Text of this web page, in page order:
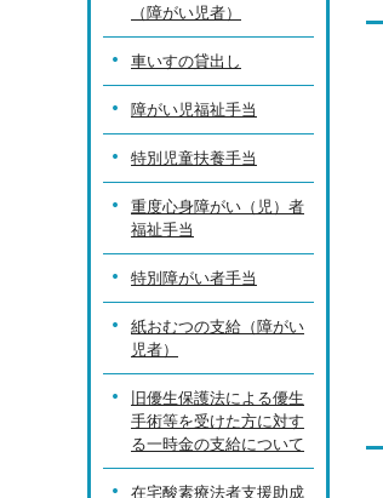
（障がい児者）
車いすの貸出し
障がい児福祉手当
特別児童扶養手当
重度心身障がい（児）者
福祉手当
特別障がい者手当
紙おむつの支給（障がい
児者）
旧優生保護法による優生
手術等を受けた方に対す
る一時金の支給について
在宅酸素療法者支援助成